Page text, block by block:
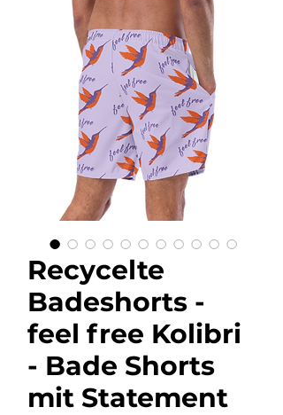
Recycelte
Badeshorts -
feel free Kolibri
- Bade Shorts
mit Statement